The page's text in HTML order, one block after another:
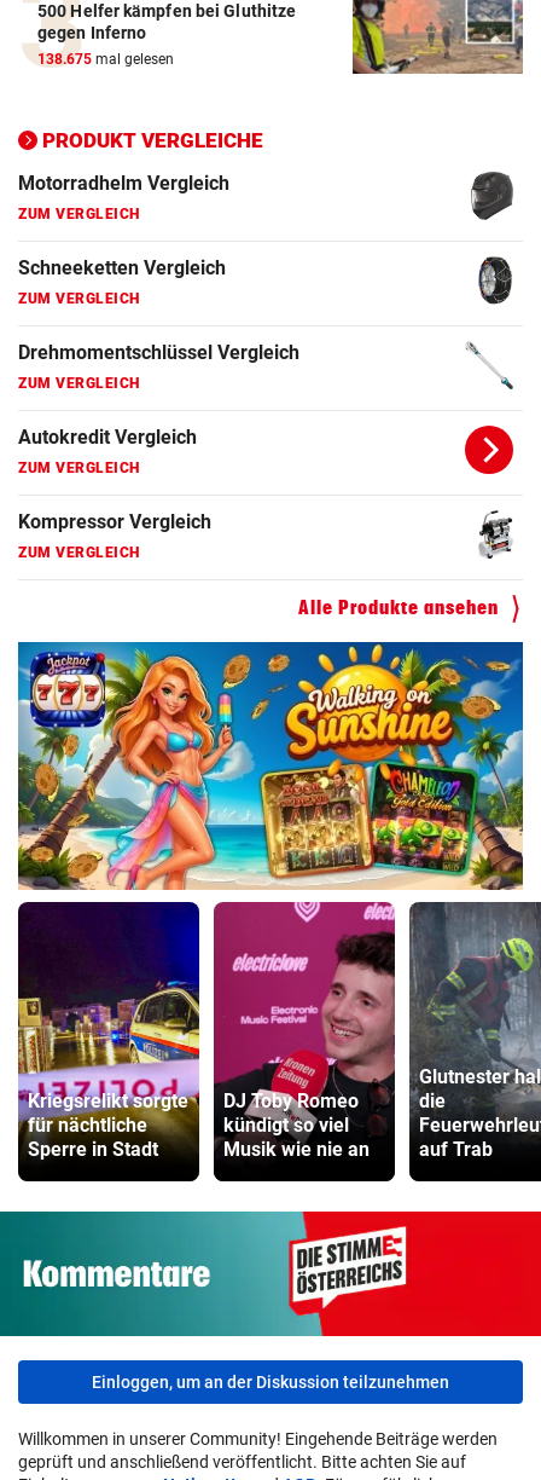
500 Helfer kämpfen bei Gluthitze
gegen Inferno
138.675 mal gelesen
PRODUKT VERGLEICHE
Elektroroller Vergleich
ZUM VERGLEICH
ZUM VERGLEICH
Motorradhelm Vergleich
ZUM VERGLEICH
Schneeketten Vergleich
ZUM VERGLEICH
Drehmomentschlüssel Vergleich
ZUM VERGLEICH
Autokredit Vergleich
ZUM VERGLEICH
Kompressor Vergleich
ZUM VERGLEICH
Alle Produkte ansehen
Kriegsrelikt sorgte
für nächtliche
Sperre in Stadt
DJ Toby Romeo
kündigt so viel
Musik wie nie an
Glutnester
die
auf Trab
Einloggen, um an der Diskussion teilzunehmen
Willkommen in unserer Community! Eingehende Beiträge werden
geprüft und anschließend veröffentlicht. Bitte achten Sie auf